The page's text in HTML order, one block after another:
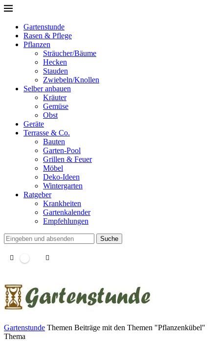
Gartenstunde
Rasen & Pflege
Pflanzen
Sträucher/Bäume
Hecken
Stauden
Zwiebeln/Knollen
Selber anbauen
Kräuter
Gemüse
Obst
Geräte
Terrasse & Co.
Bauten
Garten-Pool
Grillen & Feuer
Möbel
Deko-Ideen
Wintergarten
Ratgeber
Krankheiten
Gartenkalender
Empfehlungen
Suche
Gartenstunde Themen Beiträge mit den Themen "Pflanzenkübel"
Thema